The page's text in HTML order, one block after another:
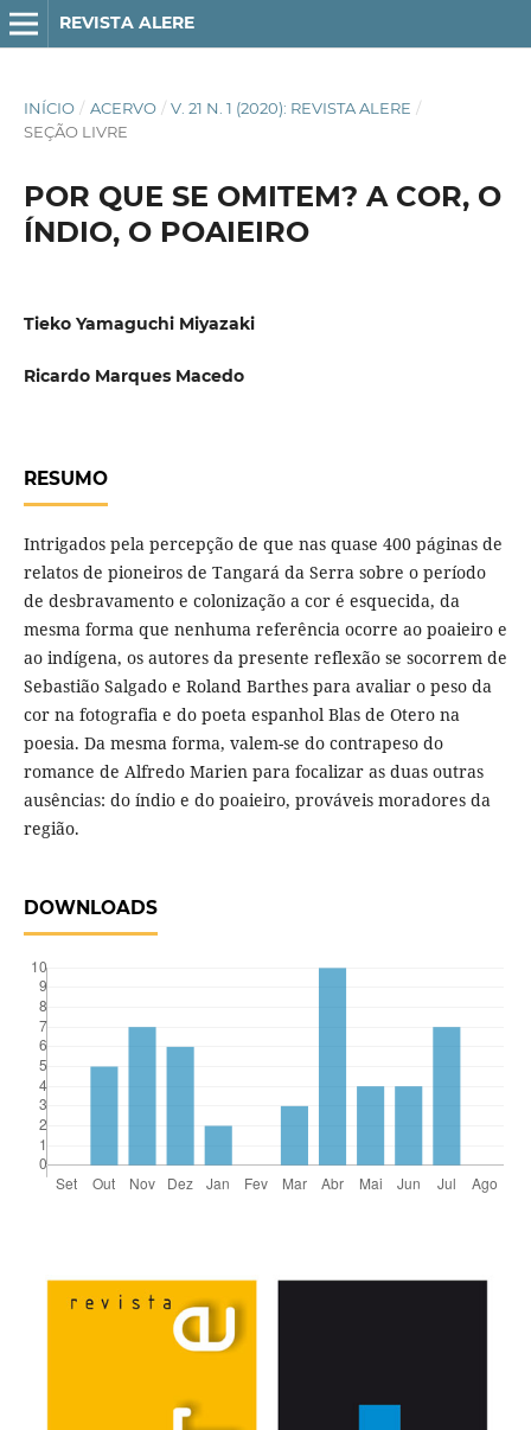
REVISTA ALERE
INÍCIO / ACERVO / V. 21 N. 1 (2020): REVISTA ALERE /
SEÇÃO LIVRE
POR QUE SE OMITEM? A COR, O
ÍNDIO, O POAIEIRO
Tieko Yamaguchi Miyazaki
Ricardo Marques Macedo
RESUMO
Intrigados pela percepção de que nas quase 400 páginas de
relatos de pioneiros de Tangará da Serra sobre o período
de desbravamento e colonização a cor é esquecida, da
mesma forma que nenhuma referência ocorre ao poaieiro e
ao indígena, os autores da presente reflexão se socorrem de
Sebastião Salgado e Roland Barthes para avaliar o peso da
cor na fotografia e do poeta espanhol Blas de Otero na
poesia. Da mesma forma, valem-se do contrapeso do
romance de Alfredo Marien para focalizar as duas outras
ausências: do índio e do poaieiro, prováveis moradores da
região.
DOWNLOADS